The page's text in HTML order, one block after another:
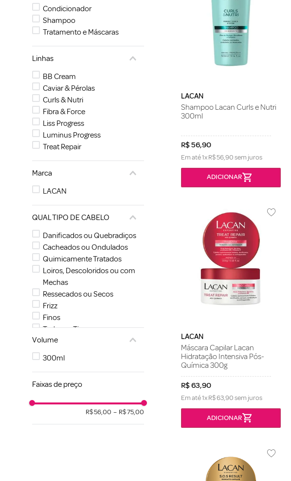
Condicionador
Shampoo
Tratamento e Máscaras
Linhas
BB Cream
Caviar & Pérolas
Curls & Nutri
Fibra & Force
Liss Progress
Luminus Progress
Treat Repair
Marca
LACAN
QUAL TIPO DE CABELO
Danificados ou Quebradiços
Cacheados ou Ondulados
Quimicamente Tratados
Loiros, Descoloridos ou com
Mechas
Ressecados ou Secos
Frizz
Finos
Todos os Tipos
Lisos
Volume
300ml
Faixas de preço
R$ 56,00 – R$ 75,00
LACAN
Shampoo Lacan Curls e Nutri
300ml
R$56,90
Em até1xR$56,90sem juros
LACAN
Máscara Capilar Lacan
Hidratação Intensiva Pós-
Química 300g
R$63,90
Em até1xR$63,90sem juros